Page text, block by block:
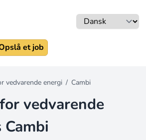
et job
vedvarende energi / Cambi
vedvarende
Cambi